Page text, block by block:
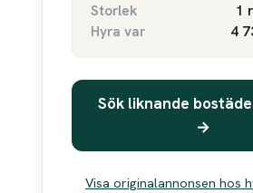
Storlek
1
Hyra var
4
Sök liknande
→
Visa originalannonsen hos